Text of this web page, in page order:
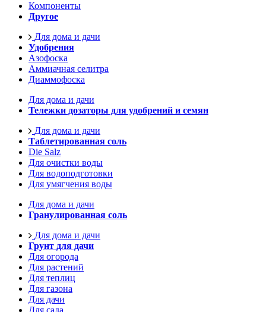
Компоненты
Другое
Для дома и дачи
Удобрения
Азофоска
Аммиачная селитра
Диаммофоска
Для дома и дачи
Тележки дозаторы для удобрений и семян
Для дома и дачи
Таблетированная соль
Die Salz
Для очистки воды
Для водоподготовки
Для умягчения воды
Для дома и дачи
Гранулированная соль
Для дома и дачи
Грунт для дачи
Для огорода
Для растений
Для теплиц
Для газона
Для дачи
Для сада